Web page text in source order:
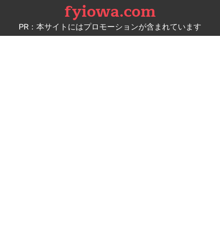
content
fyiowa.com
PR：本サイトにはプロモーションが含まれています